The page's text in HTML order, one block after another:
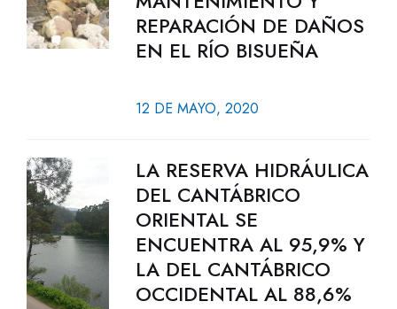
REPARACIÓN DE DAÑOS
EN EL RÍO BISUEÑA
12 DE MAYO, 2020
LA RESERVA HIDRÁULICA
DEL CANTÁBRICO
ORIENTAL SE
ENCUENTRA AL 95,9% Y
LA DEL CANTÁBRICO
OCCIDENTAL AL 88,6%